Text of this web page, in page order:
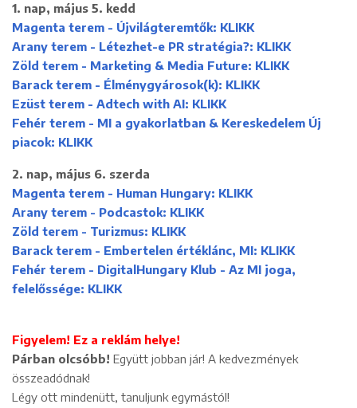
1. nap, május 5. kedd
Magenta terem - Újvilágteremtők: KLIKK
Arany terem - Létezhet-e PR stratégia?: KLIKK
Zöld terem - Marketing & Media Future: KLIKK
Barack terem - Élménygyárosok(k): KLIKK
Ezüst terem - Adtech with AI: KLIKK
Fehér terem - MI a gyakorlatban & Kereskedelem Új
piacok: KLIKK
2. nap, május 6. szerda
Magenta terem - Human Hungary: KLIKK
Arany terem - Podcastok: KLIKK
Zöld terem - Turizmus: KLIKK
Barack terem - Embertelen értéklánc, MI: KLIKK
Fehér terem - DigitalHungary Klub - Az MI joga,
felelőssége: KLIKK
Figyelem! Ez a reklám helye!
Párban olcsóbb! Együtt jobban jár! A kedvezmények
összeadódnak!
Légy ott mindenütt, tanuljunk egymástól!